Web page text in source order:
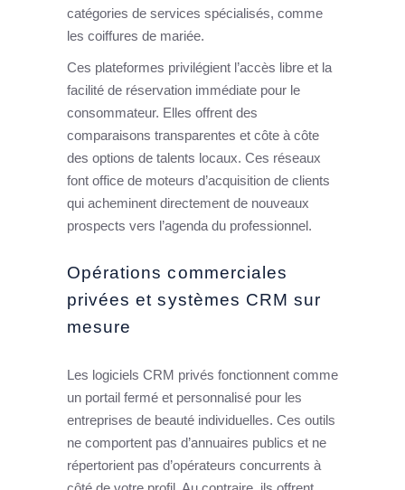
catégories de services spécialisés, comme
les coiffures de mariée.
Ces plateformes privilégient l’accès libre et la
facilité de réservation immédiate pour le
consommateur. Elles offrent des
comparaisons transparentes et côte à côte
des options de talents locaux. Ces réseaux
font office de moteurs d’acquisition de clients
qui acheminent directement de nouveaux
prospects vers l’agenda du professionnel.
Opérations commerciales
privées et systèmes CRM sur
mesure
Les logiciels CRM privés fonctionnent comme
un portail fermé et personnalisé pour les
entreprises de beauté individuelles. Ces outils
ne comportent pas d’annuaires publics et ne
répertorient pas d’opérateurs concurrents à